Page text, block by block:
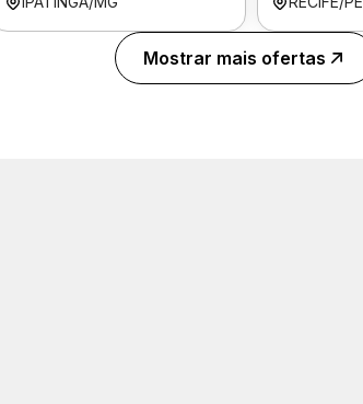
Mostrar mais ofertas